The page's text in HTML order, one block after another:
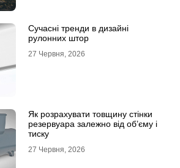
Сучасні тренди в дизайні
рулонних штор
27 Червня, 2026
Як розрахувати товщину стінки
резервуара залежно від об’єму і
тиску
27 Червня, 2026